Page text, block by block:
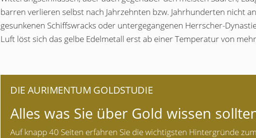
barren verlieren selbst nach Jahrzehnten bzw. Jahrhunderten nicht
gesunkenen Schiffswracks oder untergegangenen Herrscher-
Luft löst sich das gelbe Edelmetall erst ab einer Temperatur von
DIE AURIMENTUM GOLDSTUDIE
Alles was Sie über Gold wissen
Auf knapp 40 Seiten erfahren Sie die wichtigsten Hintergründe